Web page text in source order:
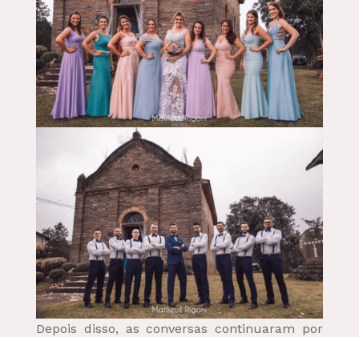
Depois disso, as conversas continuaram por